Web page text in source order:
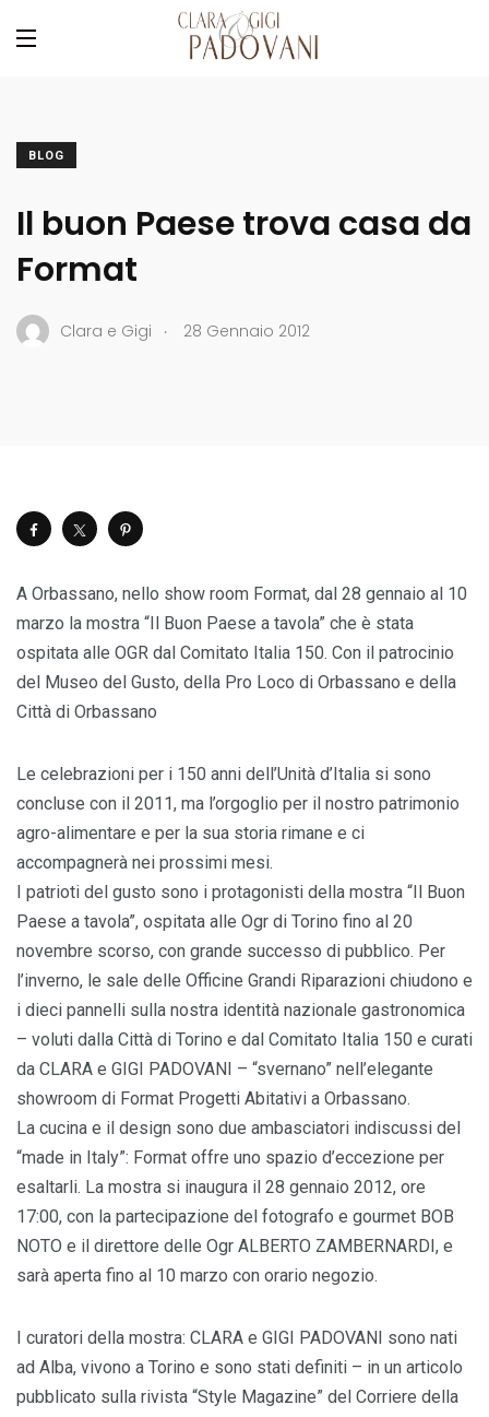
BLOG
Il buon Paese trova casa da
Format
Clara e Gigi . 28 Gennaio 2012
A Orbassano, nello show room Format, dal 28 gennaio al 10
marzo la mostra “Il Buon Paese a tavola” che è stata
ospitata alle OGR dal Comitato Italia 150. Con il patrocinio
del Museo del Gusto, della Pro Loco di Orbassano e della
Città di Orbassano
Le celebrazioni per i 150 anni dell’Unità d’Italia si sono
concluse con il 2011, ma l’orgoglio per il nostro patrimonio
agro-alimentare e per la sua storia rimane e ci
accompagnerà nei prossimi mesi.
I patrioti del gusto sono i protagonisti della mostra “Il Buon
Paese a tavola”, ospitata alle Ogr di Torino fino al 20
novembre scorso, con grande successo di pubblico. Per
l’inverno, le sale delle Officine Grandi Riparazioni chiudono e
i dieci pannelli sulla nostra identità nazionale gastronomica
– voluti dalla Città di Torino e dal Comitato Italia 150 e curati
da CLARA e GIGI PADOVANI – “svernano” nell’elegante
showroom di Format Progetti Abitativi a Orbassano.
La cucina e il design sono due ambasciatori indiscussi del
“made in Italy”: Format offre uno spazio d’eccezione per
esaltarli. La mostra si inaugura il 28 gennaio 2012, ore
17:00, con la partecipazione del fotografo e gourmet BOB
NOTO e il direttore delle Ogr ALBERTO ZAMBERNARDI, e
sarà aperta fino al 10 marzo con orario negozio.
I curatori della mostra: CLARA e GIGI PADOVANI sono nati
ad Alba, vivono a Torino e sono stati definiti – in un articolo
pubblicato sulla rivista “Style Magazine” del Corriere della